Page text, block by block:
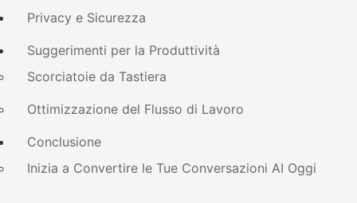
Privacy e Sicurezza
Suggerimenti per la Produttività
Scorciatoie da Tastiera
Ottimizzazione del Flusso di Lavoro
Conclusione
Inizia a Convertire le Tue Conversazioni AI Oggi